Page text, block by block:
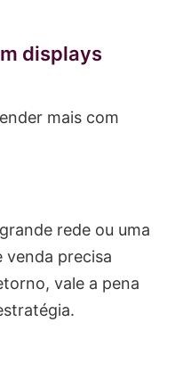
displays
mais com
rede ou uma
venda precisa
vale a pena